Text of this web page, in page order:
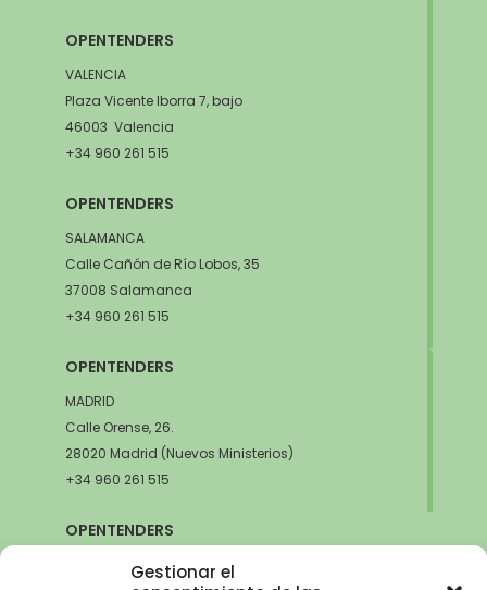
Gestionar el
OPENTENDERS
VALENCIA
Plaza Vicente Iborra 7, bajo
46003 Valencia
+34 960 261 515
OPENTENDERS
SALAMANCA
Calle Cañón de Río Lobos, 35
37008 Salamanca
+34 960 261 515
OPENTENDERS
MADRID
Calle Orense, 26.
28020 Madrid (Nuevos Ministerios)
+34 960 261 515
OPENTENDERS